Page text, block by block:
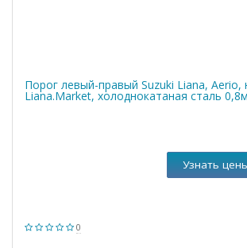
Порог левый-правый Suzuki Liana, Aerio,
Liana.Market, холоднокатаная сталь
0
Узнать